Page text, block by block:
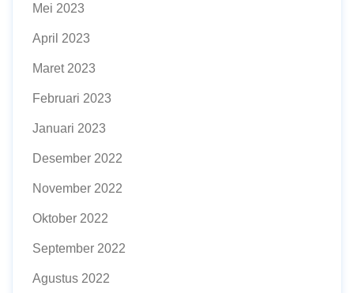
Mei 2023
April 2023
Maret 2023
Februari 2023
Januari 2023
Desember 2022
November 2022
Oktober 2022
September 2022
Agustus 2022